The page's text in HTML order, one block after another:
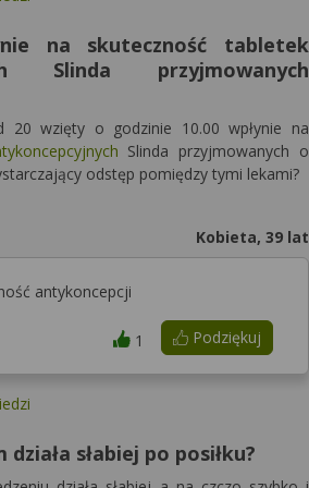
na skuteczność tabletek
Slinda przyjmowanych
20 wzięty o godzinie 10.00 wpłynie na
Slinda przyjmowanych o
odstęp pomiędzy tymi lekami?
Kobieta, 39 lat
antykoncepcji
Podziękuj
1
słabiej po posiłku?